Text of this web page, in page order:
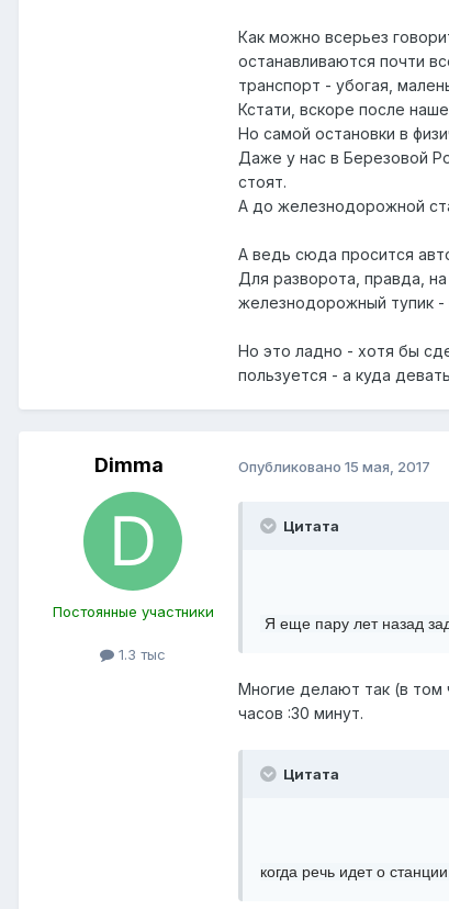
Как можно всерьез
останавливаются почти
транспорт - убогая,
Кстати, вскоре после
Но самой остановки в
Даже у нас в Березовой
стоят.
А до железнодорожной
А ведь сюда просится
Для разворота, правда,
железнодорожный тупик
Но это ладно - хотя бы
пользуется - а куда
Dimma
Постоянные участники
1.3 тыс
Опубликовано 15 мая, 2017
Цитата
Я еще пару лет назад
Многие делают так (в том
часов :30 минут.
Цитата
когда речь идет о